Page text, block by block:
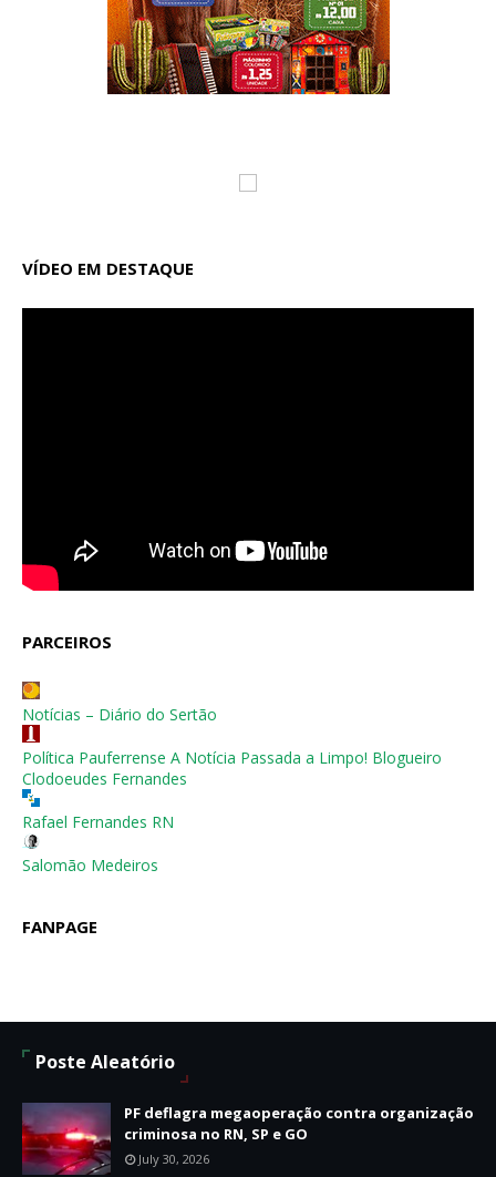
VÍDEO EM DESTAQUE
PARCEIROS
Notícias – Diário do Sertão
Política Pauferrense A Notícia Passada a Limpo! Blogueiro
Clodoeudes Fernandes
Rafael Fernandes RN
Salomão Medeiros
FANPAGE
Poste Aleatório
PF deflagra megaoperação contra organização
criminosa no RN, SP e GO
July 30, 2026